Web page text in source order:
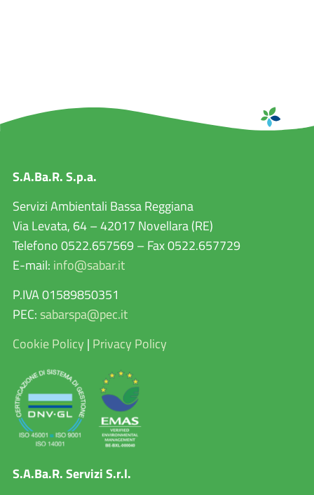
S.A.Ba.R. S.p.a.
Servizi Ambientali Bassa Reggiana
Via Levata, 64 – 42017 Novellara (RE)
Telefono 0522.657569 – Fax 0522.657729
E-mail: info@sabar.it
P.IVA 01589850351
PEC: sabarspa@pec.it
Cookie Policy | Privacy Policy
S.A.Ba.R. Servizi S.r.l.